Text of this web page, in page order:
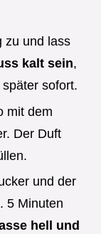
zu und lass
kalt sein,
sofort.
mit dem
Der Duft
und der
5 Minuten
hell und